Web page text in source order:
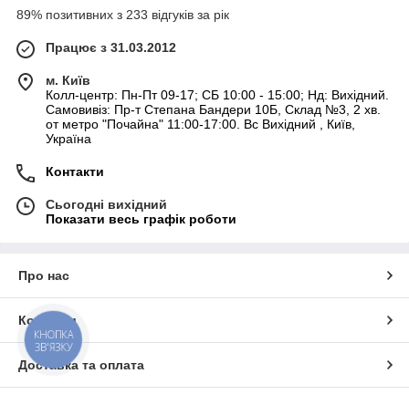
89% позитивних з 233 відгуків за рік
Працює з 31.03.2012
м. Київ
Колл-центр: Пн-Пт 09-17; СБ 10:00 - 15:00; Нд: Вихідний.
Самовивіз: Пр-т Степана Бандери 10Б, Склад №3, 2 хв.
от метро "Почайна" 11:00-17:00. Вс Вихідний , Київ,
Україна
Контакти
Сьогодні вихідний
Показати весь графік роботи
Про нас
Контакти
Доставка та оплата
КНОПКА
ЗВ'ЯЗКУ